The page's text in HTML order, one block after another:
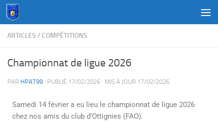
Au dessous du contenu
ARTICLES / COMPÉTITIONS
Championnat de ligue 2026
PAR HPAT99 · PUBLIÉ 17/02/2026 · MIS À JOUR 17/02/2026
Samedi 14 février a eu lieu le championnat de ligue 2026
chez nos amis du club d’Ottignies (FAO).